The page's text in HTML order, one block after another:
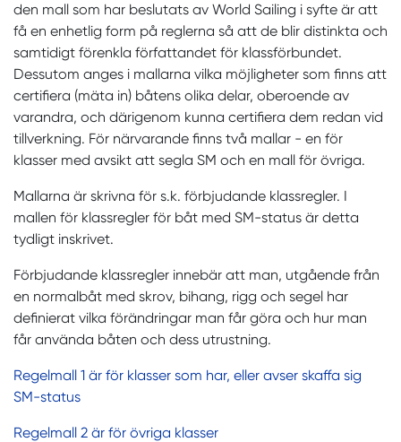
den mall som har beslutats av World Sailing i syfte är att
få en enhetlig form på reglerna så att de blir distinkta och
samtidigt förenkla författandet för klassförbundet.
Dessutom anges i mallarna vilka möjligheter som finns att
certifiera (mäta in) båtens olika delar, oberoende av
varandra, och därigenom kunna certifiera dem redan vid
tillverkning. För närvarande finns två mallar - en för
klasser med avsikt att segla SM och en mall för övriga.
Mallarna är skrivna för s.k. förbjudande klassregler. I
mallen för klassregler för båt med SM-status är detta
tydligt inskrivet.
Förbjudande klassregler innebär att man, utgående från
en normalbåt med skrov, bihang, rigg och segel har
definierat vilka förändringar man får göra och hur man
får använda båten och dess utrustning.
Regelmall 1 är för klasser som har, eller avser skaffa sig
SM-status
Regelmall 2 är för övriga klasser